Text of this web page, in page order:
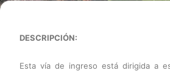
DESCRIPCIÓN:
Esta vía de ingreso está dirigida a